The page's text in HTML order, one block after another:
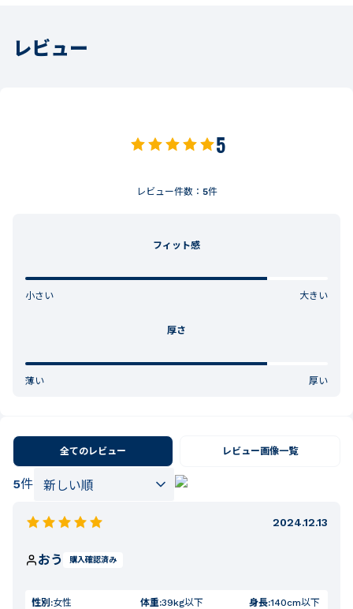
レビュー
5
レビュー件数： 5件
フィット感
小さい 大きい
厚さ
薄い 厚い
全てのレビュー レビュー画像一覧
5件
2024.12.13
おう 購入確認済み
性別:女性 体重:39kg以下 身長:140cm以下